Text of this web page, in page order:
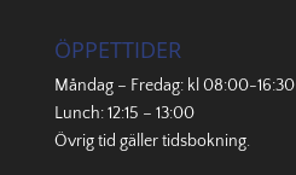
ÖPPETTIDER
Måndag – Fredag: kl 08:00-16:30
Lunch: 12:15 – 13:00
Övrig tid gällertidsbokning.